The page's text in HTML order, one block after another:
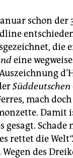
schon der
die
eine
Süddeutschen
mach
Damit
gesagt.
rettet die
des